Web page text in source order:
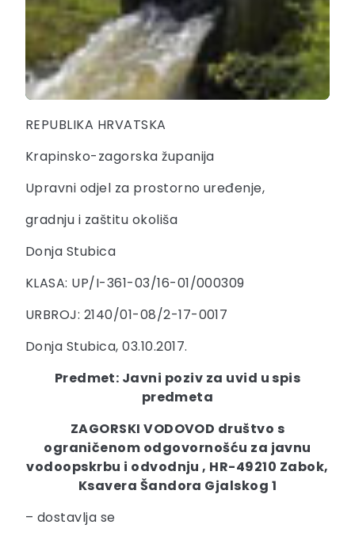
REPUBLIKA HRVATSKA
Krapinsko-zagorska županija
Upravni odjel za prostorno uređenje,
gradnju i zaštitu okoliša
Donja Stubica
KLASA: UP/I-361-03/16-01/000309
URBROJ: 2140/01-08/2-17-0017
Donja Stubica, 03.10.2017.
Predmet: Javni poziv za uvid u spis
predmeta
ZAGORSKI VODOVOD društvo s
ograničenom odgovornošću za javnu
vodoopskrbu i odvodnju , HR-49210 Zabok,
Ksavera Šandora Gjalskog 1
– dostavlja se